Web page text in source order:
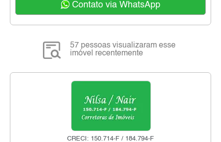
Contato via WhatsApp
57 pessoas visualizaram esse
imóvel recentemente
CRECI: 150.714-F / 184.794-F